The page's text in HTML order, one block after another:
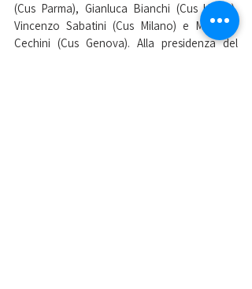
(Cus Parma), Gianluca Bianchi (Cus Udine),
Vincenzo Sabatini (Cus Milano) e Maurizio
Cechini (Cus Genova). Alla presidenza del